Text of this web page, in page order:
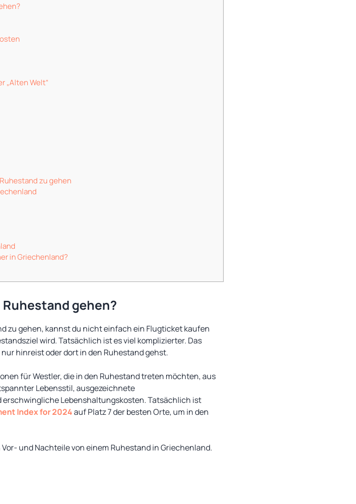
„Alten Welt“
zu gehen
in Griechenland?
gehen?
zu gehen, kannst du nicht einfach ein Flugticket kaufen
wird. Tatsächlich ist es viel komplizierter. Das
hinreist oder dort in den Ruhestand gehst.
für Westler, die in den Ruhestand treten möchten, aus
Lebensstil, ausgezeichnete
Lebenshaltungskosten. Tatsächlich ist
Index for 2024auf Platz 7 der besten Orte, um in den
und Nachteile von einem Ruhestand in Griechenland.